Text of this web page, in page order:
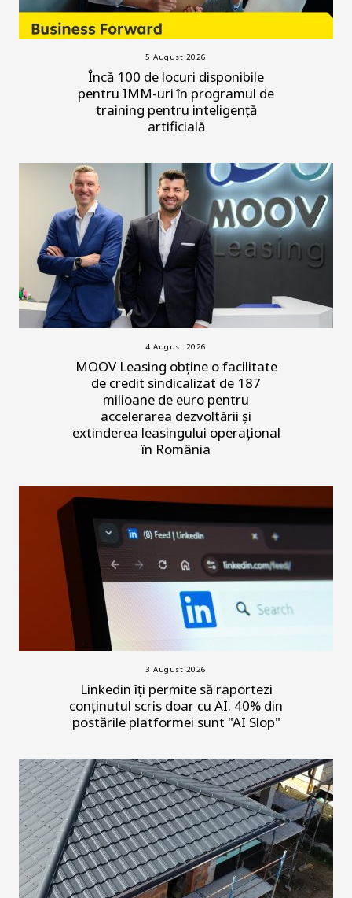
5 August 2026
Încă 100 de locuri disponibile
pentru IMM-uri în programul de
training pentru inteligență
artificială
4 August 2026
MOOV Leasing obține o facilitate
de credit sindicalizat de 187
milioane de euro pentru
accelerarea dezvoltării și
extinderea leasingului operațional
în România
3 August 2026
Linkedin îți permite să raportezi
conținutul scris doar cu AI. 40% din
postările platformei sunt "AI Slop"